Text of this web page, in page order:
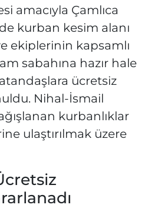
amacıyla Çamlıca
kurban kesim alanı
ekiplerinin kapsamlı
sabahına hazır hale
ücretsiz
Nihal-İsmail
kurbanlıklar
ulaştırılmak üzere